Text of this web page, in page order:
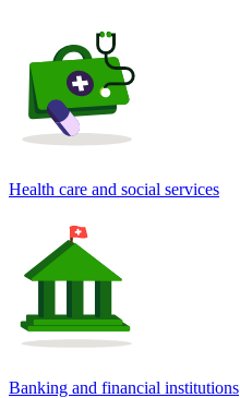
Health care and social services
Banking and financial institutions